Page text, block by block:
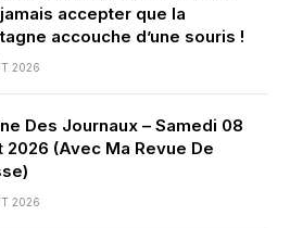
accepter que la
accouche d’une souris !
2026
Des Journaux – Samedi 08
2026 (Avec Ma Revue De
2026